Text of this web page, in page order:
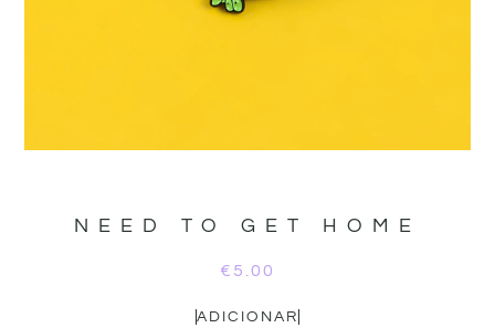
NEED TO GET HOME
€ 5.00
ADICIONAR